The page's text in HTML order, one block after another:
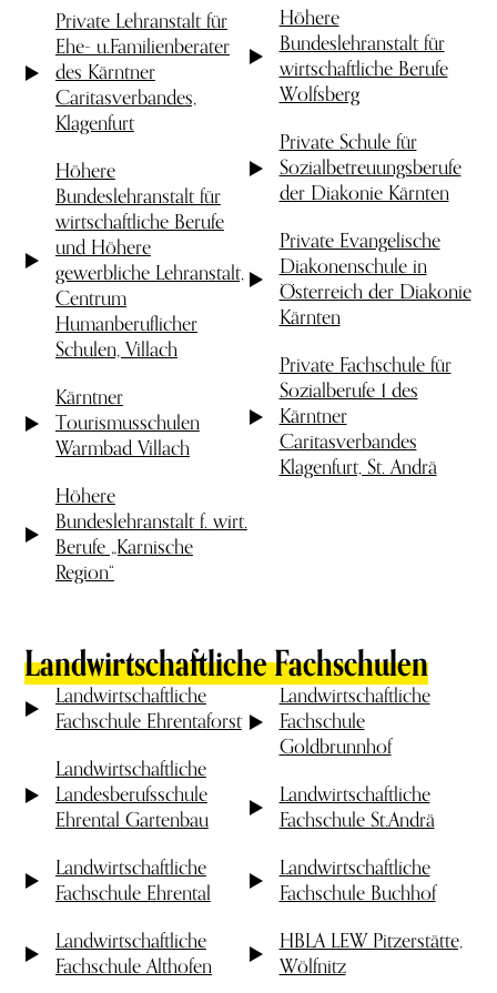
Private Lehranstalt für
Ehe- u.Familienberater
des Kärntner
Caritasverbandes,
Klagenfurt
Höhere
Bundeslehranstalt für
wirtschaftliche Berufe
und Höhere
gewerbliche Lehranstalt,
Centrum
Humanberuflicher
Schulen, Villach
Kärntner
Tourismusschulen
Warmbad Villach
Höhere
Bundeslehranstalt f. wirt.
Berufe „Karnische
Region“
Höhere
Bundeslehranstalt für
wirtschaftliche Berufe
Wolfsberg
Private Schule für
Sozialbetreuungsberufe
der Diakonie Kärnten
Private Evangelische
Diakonenschule in
Österreich der Diakonie
Kärnten
Private Fachschule für
Sozialberufe 1 des
Kärntner
Caritasverbandes
Klagenfurt, St. Andrä
Landwirtschaftliche Fachschulen
Landwirtschaftliche
Fachschule Ehrentaforst
Landwirtschaftliche
Landesberufsschule
Ehrental Gartenbau
Landwirtschaftliche
Fachschule Ehrental
Landwirtschaftliche
Fachschule Althofen
Landwirtschaftliche
Fachschule
Goldbrunnhof
Landwirtschaftliche
Fachschule St.Andrä
Landwirtschaftliche
Fachschule Buchhof
HBLA LEW Pitzerstätte,
Wölfnitz